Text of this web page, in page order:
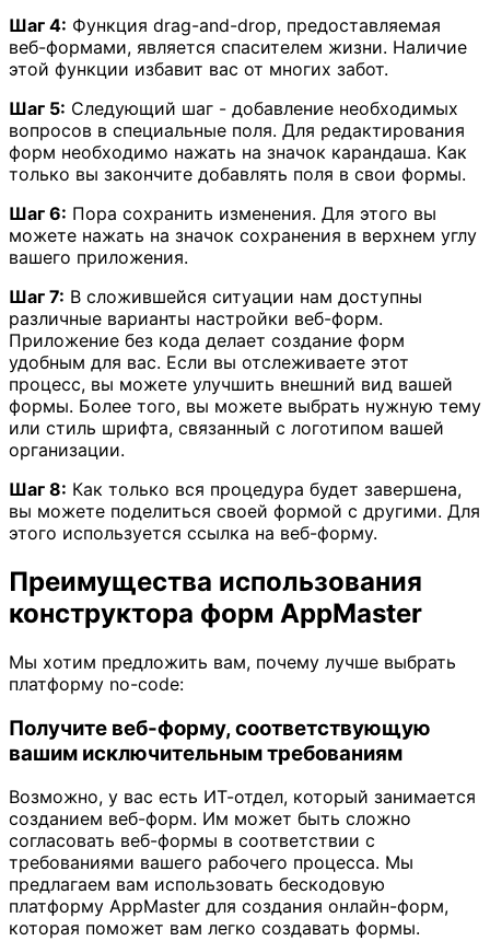
Шаг 4: Функция drag-and-drop, предоставляемая
веб-формами, является спасителем жизни. Наличие
этой функции избавит вас от многих забот.
Шаг 5: Следующий шаг - добавление необходимых
вопросов в специальные поля. Для редактирования
форм необходимо нажать на значок карандаша. Как
только вы закончите добавлять поля в свои формы.
Шаг 6: Пора сохранить изменения. Для этого вы
можете нажать на значок сохранения в верхнем углу
вашего приложения.
Шаг 7: В сложившейся ситуации нам доступны
различные варианты настройки веб-форм.
Приложение без кода делает создание форм
удобным для вас. Если вы отслеживаете этот
процесс, вы можете улучшить внешний вид вашей
формы. Более того, вы можете выбрать нужную тему
или стиль шрифта, связанный с логотипом вашей
организации.
Шаг 8: Как только вся процедура будет завершена,
вы можете поделиться своей формой с другими. Для
этого используется ссылка на веб-форму.
Преимущества использования
конструктора форм AppMaster
Мы хотим предложить вам, почему лучше выбрать
платформу no-code:
Получите веб-форму, соответствующую
вашим исключительным требованиям
Возможно, у вас есть ИТ-отдел, который занимается
созданием веб-форм. Им может быть сложно
согласовать веб-формы в соответствии с
требованиями вашего рабочего процесса. Мы
предлагаем вам использовать бескодовую
платформу AppMaster для создания онлайн-форм,
которая поможет вам легко создавать формы.